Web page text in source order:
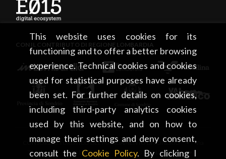
This website uses cookies for its
functioning and to offer a better browsing
experience. Technical cookies and cookies
used for statistical purposes have already
been set. For further details on cookies,
including third-party analytics cookies
used by this website, and on how to
manage their settings and deny consent,
consult the Cookie Policy. By clicking I
CON IL CONTRIBUTO DI REGIONE LOMBARDIA
CONSORZIO TURISTICO DEL MANDAMENTO DI SONDRIO • Via
Tonale, 13 • 23100 Sondrio • tel. +39 0342 219246 •